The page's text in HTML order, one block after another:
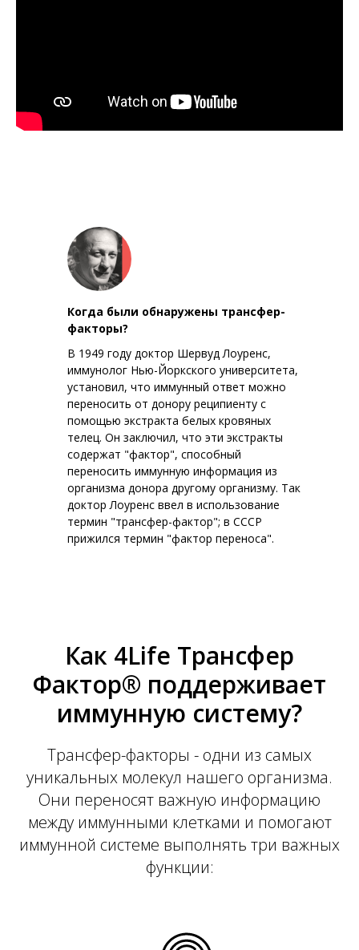
Когда были обнаружены трансфер-
факторы?
В 1949 году доктор Шервуд Лоуренс,
иммунолог Нью-Йоркского университета,
установил, что иммунный ответ можно
переносить от донору реципиенту с
помощью экстракта белых кровяных
телец. Он заключил, что эти экстракты
содержат "фактор", способный
переносить иммунную информация из
организма донора другому организму. Так
доктор Лоуренс ввел в использование
термин "трансфер-фактор"; в СССР
прижился термин "фактор переноса".
Как 4Life Трансфер
Фактор® поддерживает
иммунную систему?
Трансфер-факторы - одни из самых
уникальных молекул нашего организма.
Они переносят важную информацию
между иммунными клетками и помогают
иммунной системе выполнять три важных
функции: